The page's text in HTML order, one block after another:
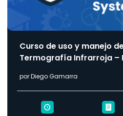
Curso de uso y manejo
Termografía Infrarroja –
por Diego Gamarra